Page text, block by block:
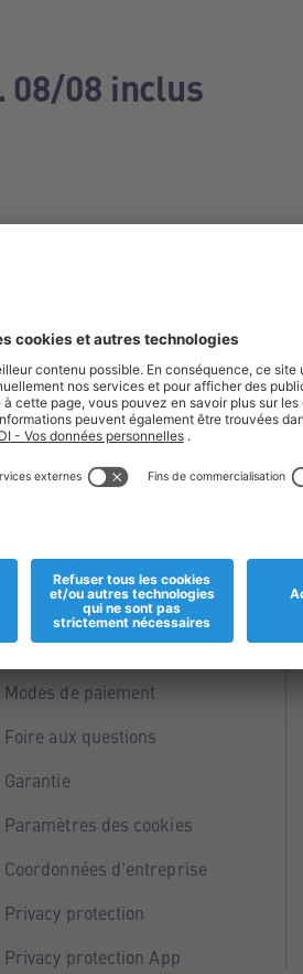
08/08 inclus
de nos offres.
Informations
Magasins
Modes de paiement
Foire aux questions
Garantie
Paramètres des cookies
Coordonnées d'entreprise
Privacy protection
Privacy protection App